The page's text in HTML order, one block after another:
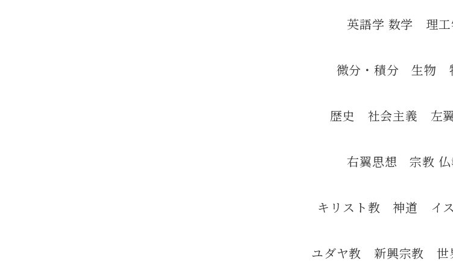
英語学 数学 理工
微分・積分 生物
歴史 社会主義 左
右翼思想 宗教 仏
キリスト教 神道 イ
ユダヤ教 新興宗教 世